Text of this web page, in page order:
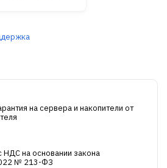
на сервера и накопители от
НДС на основании закона
№ 213-ФЗ